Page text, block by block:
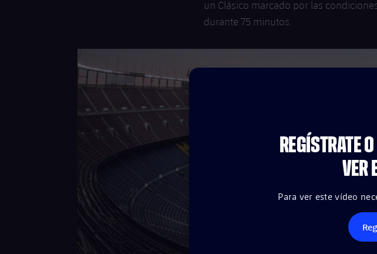
un Clásico marcado por las
durante 75 minutos.
REGÍSTRATE
VER
Para ver este vídeo